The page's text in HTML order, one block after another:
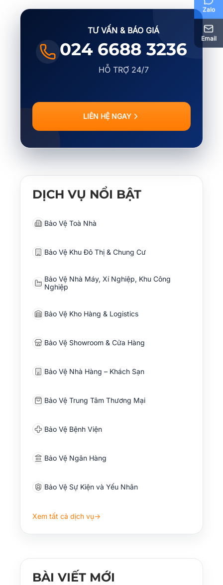
Zalo
Email
TƯ VẤN & BÁO GIÁ
024 6688 3236
HỖ TRỢ 24/7
LIÊN HỆ NGAY
DỊCH VỤ NỔI BẬT
Bảo Vệ Toà Nhà
Bảo Vệ Khu Đô Thị & Chung Cư
Bảo Vệ Nhà Máy, Xí Nghiệp, Khu Công
Nghiệp
Bảo Vệ Kho Hàng & Logistics
Bảo Vệ Showroom & Cửa Hàng
Bảo Vệ Nhà Hàng – Khách Sạn
Bảo Vệ Trung Tâm Thương Mại
Bảo Vệ Bệnh Viện
Bảo Vệ Ngân Hàng
Bảo Vệ Sự Kiện và Yếu Nhân
Xem tất cả dịch vụ→
BÀI VIẾT MỚI